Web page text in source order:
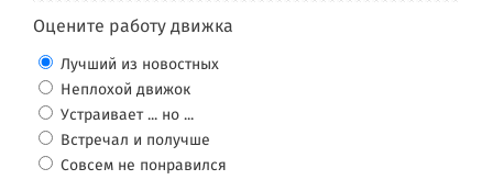
Оцените работу движка
Лучший из новостных
Неплохой движок
Устраивает ... но ...
Встречал и получше
Совсем не понравился